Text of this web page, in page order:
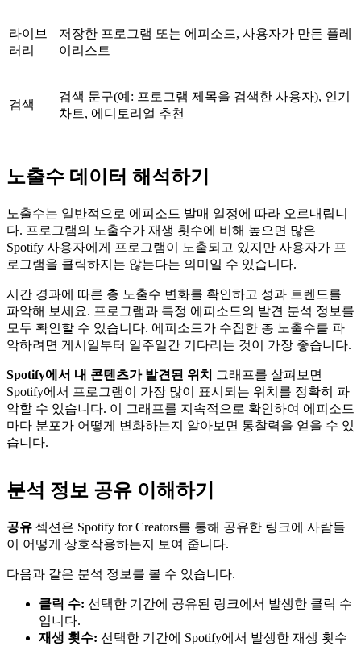
라이브
러리
저장한 프로그램 또는 에피소드, 사용자가 만든 플레
이리스트
검색
검색 문구(예: 프로그램 제목을 검색한 사용자), 인기
차트, 에디토리얼 추천
노출수 데이터 해석하기
노출수는 일반적으로 에피소드 발매 일정에 따라 오르내립니
다. 프로그램의 노출수가 재생 횟수에 비해 높으면 많은
Spotify 사용자에게 프로그램이 노출되고 있지만 사용자가 프
로그램을 클릭하지는 않는다는 의미일 수 있습니다.
시간 경과에 따른 총 노출수 변화를 확인하고 성과 트렌드를
파악해 보세요. 프로그램과 특정 에피소드의 발견 분석 정보를
모두 확인할 수 있습니다. 에피소드가 수집한 총 노출수를 파
악하려면 게시일부터 일주일간 기다리는 것이 가장 좋습니다.
Spotify에서 내 콘텐츠가 발견된 위치
그래프를 살펴보면
Spotify에서 프로그램이 가장 많이 표시되는 위치를 정확히 파
악할 수 있습니다. 이 그래프를 지속적으로 확인하여 에피소드
마다 분포가 어떻게 변화하는지 알아보면 통찰력을 얻을 수 있
습니다.
분석 정보 공유 이해하기
공유 섹션은 Spotify for Creators를 통해 공유한 링크에 사람들
이 어떻게 상호작용하는지 보여 줍니다.
다음과 같은 분석 정보를 볼 수 있습니다.
클릭 수: 선택한 기간에 공유된 링크에서 발생한 클릭 수
입니다.
재생 횟수: 선택한 기간에 Spotify에서 발생한 재생 횟수